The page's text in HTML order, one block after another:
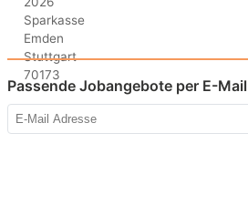
Passende Jobangebote per E-